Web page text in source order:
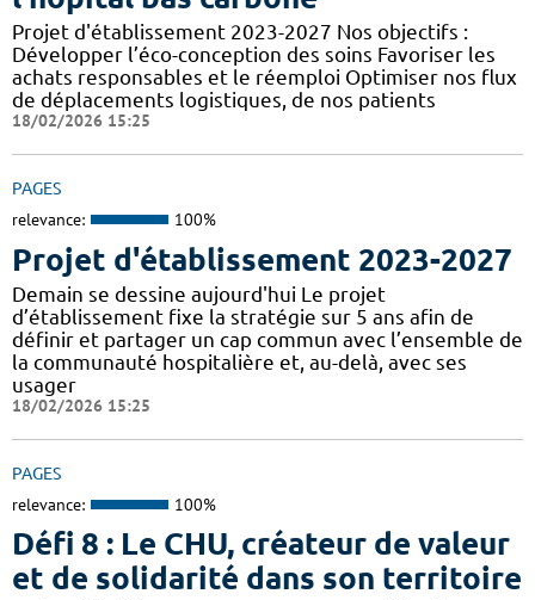
Projet d'établissement 2023-2027 Nos objectifs :
Développer l’éco-conception des soins Favoriser les
achats responsables et le réemploi Optimiser nos flux
de déplacements logistiques, de nos patients
18/02/2026 15:25
PAGES
relevance: 100%
Projet d'établissement 2023-2027
Demain se dessine aujourd'hui Le projet
d’établissement fixe la stratégie sur 5 ans afin de
définir et partager un cap commun avec l’ensemble de
la communauté hospitalière et, au-delà, avec ses
usager
18/02/2026 15:25
PAGES
relevance: 100%
Défi 8 : Le CHU, créateur de valeur
et de solidarité dans son territoire